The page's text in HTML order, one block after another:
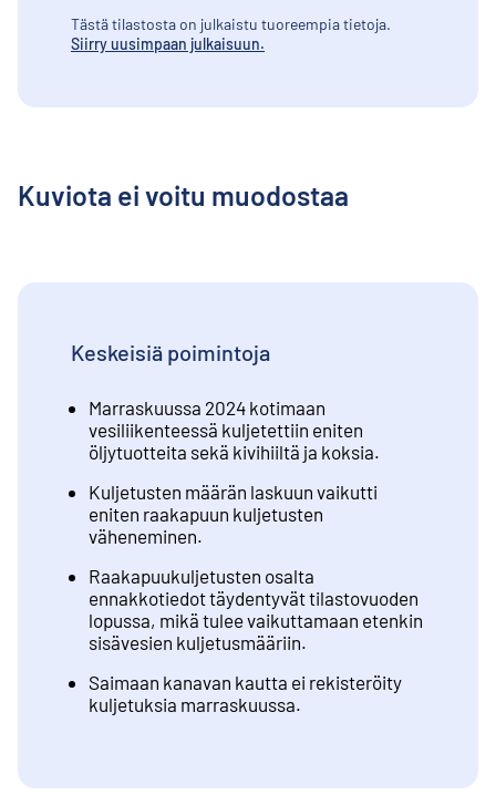
Tästä tilastosta on julkaistu tuoreempia tietoja.
Siirry uusimpaan julkaisuun.
Kuviota ei voitu muodostaa
Keskeisiä poimintoja
Marraskuussa 2024 kotimaan
vesiliikenteessä kuljetettiin eniten
öljytuotteita sekä kivihiiltä ja koksia.
Kuljetusten määrän laskuun vaikutti
eniten raakapuun kuljetusten
väheneminen.
Raakapuukuljetusten osalta
ennakkotiedot täydentyvät tilastovuoden
lopussa, mikä tulee vaikuttamaan etenkin
sisävesien kuljetusmääriin.
Saimaan kanavan kautta ei rekisteröity
kuljetuksia marraskuussa.